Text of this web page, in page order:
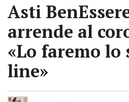
Asti
arrende al
«Lo faremo lo
line»